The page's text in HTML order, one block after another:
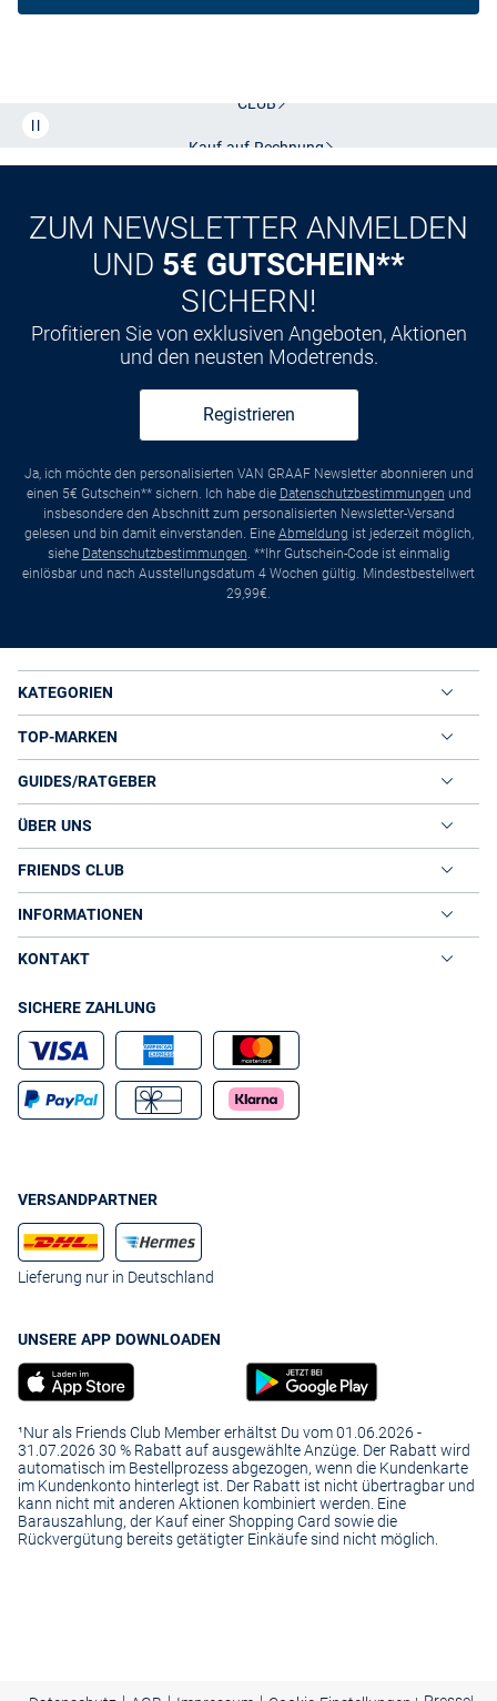
CLUB
Kauf auf Rechnung
ZUM NEWSLETTER ANMELDEN
UND 5€ GUTSCHEIN**
SICHERN!
Profitieren Sie von exklusiven Angeboten, Aktionen
und den neusten Modetrends.
Registrieren
Ja, ich möchte den personalisierten VAN GRAAF Newsletter abonnieren und
einen 5€ Gutschein** sichern. Ich habe die Datenschutzbestimmungen und
insbesondere den Abschnitt zum personalisierten Newsletter-Versand
gelesen und bin damit einverstanden. Eine Abmeldung ist jederzeit möglich,
siehe Datenschutzbestimmungen. **Ihr Gutschein-Code ist einmalig
einlösbar und nach Ausstellungsdatum 4 Wochen gültig. Mindestbestellwert
29,99€.
KATEGORIEN
TOP-MARKEN
GUIDES/RATGEBER
ÜBER UNS
FRIENDS CLUB
INFORMATIONEN
KONTAKT
SICHERE ZAHLUNG
VERSANDPARTNER
Lieferung nur in Deutschland
UNSERE APP DOWNLOADEN
¹Nur als Friends Club Member erhältst Du vom 01.06.2026 -
31.07.2026 30 % Rabatt auf ausgewählte Anzüge. Der Rabatt wird
automatisch im Bestellprozess abgezogen, wenn die Kundenkarte
im Kundenkonto hinterlegt ist. Der Rabatt ist nicht übertragbar und
kann nicht mit anderen Aktionen kombiniert werden. Eine
Barauszahlung, der Kauf einer Shopping Card sowie die
Rückvergütung bereits getätigter Einkäufe sind nicht möglich.